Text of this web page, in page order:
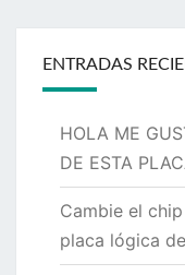
ENTRADAS
HOLA ME
DE ESTA
Cambie el
placa lógica